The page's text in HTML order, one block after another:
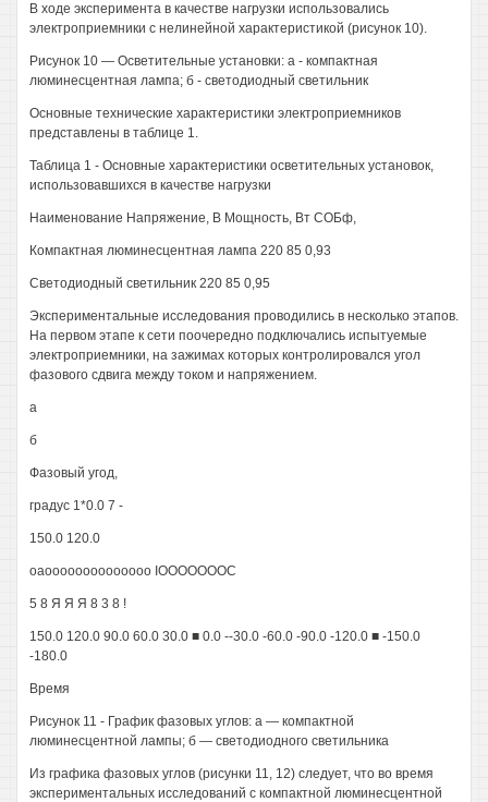
В ходе эксперимента в качестве нагрузки использовались
электроприемники с нелинейной характеристикой (рисунок 10).
Рисунок 10 — Осветительные установки: а - компактная
люминесцентная лампа; б - светодиодный светильник
Основные технические характеристики электроприемников
представлены в таблице 1.
Таблица 1 - Основные характеристики осветительных установок,
использовавшихся в качестве нагрузки
Наименование Напряжение, В Мощность, Вт СОБф,
Компактная люминесцентная лампа 220 85 0,93
Светодиодный светильник 220 85 0,95
Экспериментальные исследования проводились в несколько этапов.
На первом этапе к сети поочередно подключались испытуемые
электроприемники, на зажимах которых контролировался угол
фазового сдвига между током и напряжением.
а
б
Фазовый угод,
градус 1*0.0 7 -
150.0 120.0
оаоооооооооооооо ІОООООООС
5 8 Я Я Я 8 3 8 !
150.0 120.0 90.0 60.0 30.0 ■ 0.0 --30.0 -60.0 -90.0 -120.0 ■ -150.0
-180.0
Время
Рисунок 11 - График фазовых углов: а — компактной
люминесцентной лампы; б — светодиодного светильника
Из графика фазовых углов (рисунки 11, 12) следует, что во время
экспериментальных исследований с компактной люминесцентной